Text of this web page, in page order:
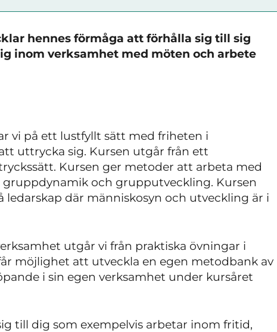
hennes förmåga att förhålla sig till sig
inom verksamhet med möten och arbete
vi på ett lustfyllt sätt med friheten i
uttrycka sig. Kursen utgår från ett
Kursen ger metoder att arbeta med
och grupputveckling. Kursen
där människosyn och utveckling är i
utgår vi från praktiska övningar i
möjlighet att utveckla en egen metodbank av
i sin egen verksamhet under kursåret
till dig som exempelvis arbetar inom fritid,